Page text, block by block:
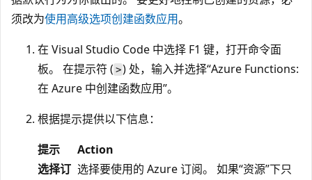
须改为使用高级选项创建函数应用。
在 Visual Studio Code 中选择 F1 键，打开命令面
板。 在提示符 ( >) 处，输入并选择“Azure Functions:
在 Azure 中创建函数应用”。
根据提示提供以下信息：
提示
Action
选择订 选择要使用的 Azure 订阅。 如果“资源”下只